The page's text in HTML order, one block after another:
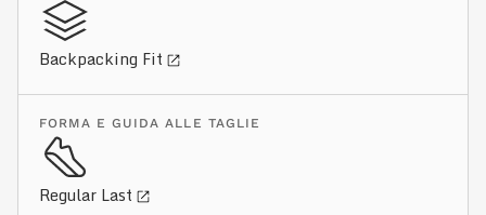
Backpacking Fit
FORMA E GUIDA ALLE TAGLIE
Regular Last